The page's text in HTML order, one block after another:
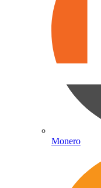
Monero